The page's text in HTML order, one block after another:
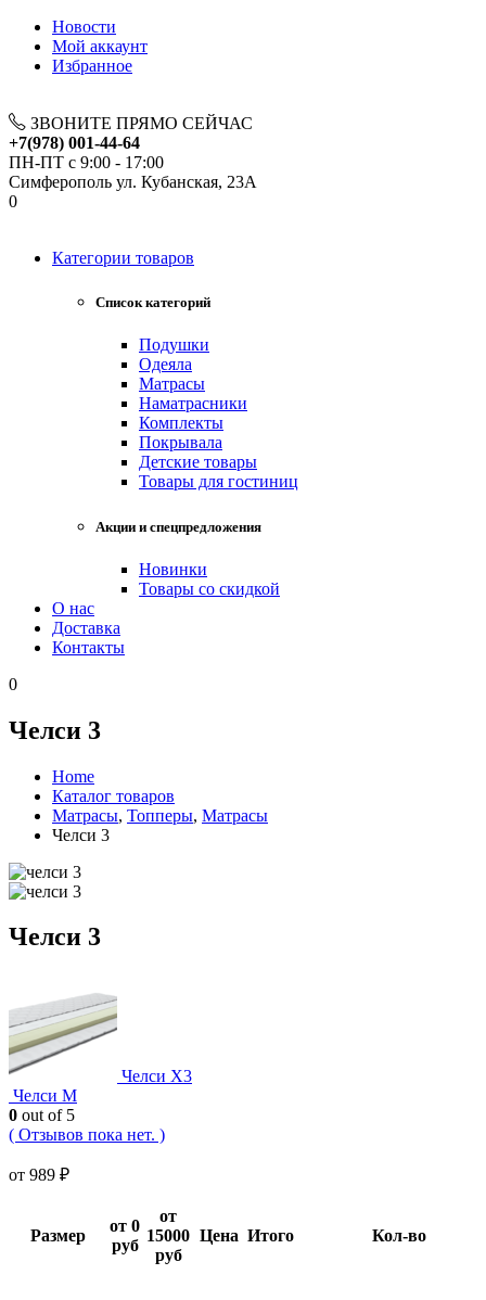
Новости
Мой аккаунт
Избранное
ЗВОНИТЕ ПРЯМО СЕЙЧАС
+7(978) 001-44-64
ПН-ПТ с 9:00 - 17:00
Симферополь ул. Кубанская, 23А
0
Категории товаров
Список категорий
Подушки
Одеяла
Матрасы
Наматрасники
Комплекты
Покрывала
Детские товары
Товары для гостиниц
Акции и спецпредложения
Новинки
Товары со скидкой
О нас
Доставка
Контакты
0
Челси 3
Home
Каталог товаров
Матрасы, Топперы, Матрасы
Челси 3
Челси 3
Челси Х3
Челси М
0 out of 5
( Отзывов пока нет. )
от 989 ₽
Размер
от 0
руб
от
15000
руб
Цена Итого Кол-во